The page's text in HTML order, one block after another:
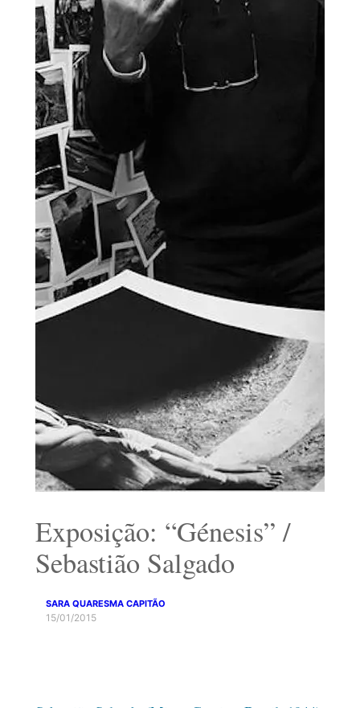
Exposição: “Génesis” /
Sebastião Salgado
SARA QUARESMA CAPITÃO
15/01/2015